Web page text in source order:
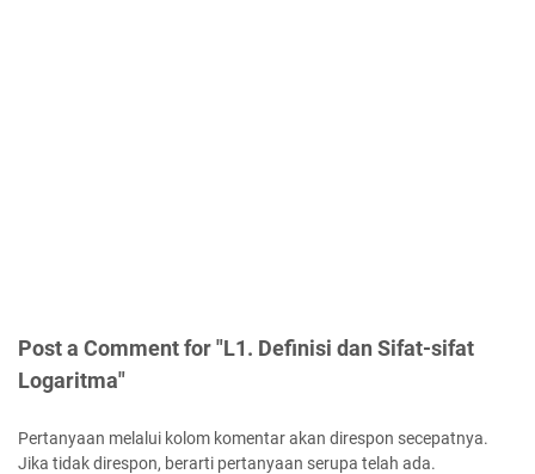
Post a Comment for "L1. Definisi dan Sifat-sifat
Logaritma"
Pertanyaan melalui kolom komentar akan direspon secepatnya.
Jika tidak direspon, berarti pertanyaan serupa telah ada.